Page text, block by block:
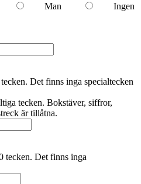
Man
Ingen
Det finns inga specialtecken
tecken. Bokstäver, siffror,
är tillåtna.
tecken. Det finns inga